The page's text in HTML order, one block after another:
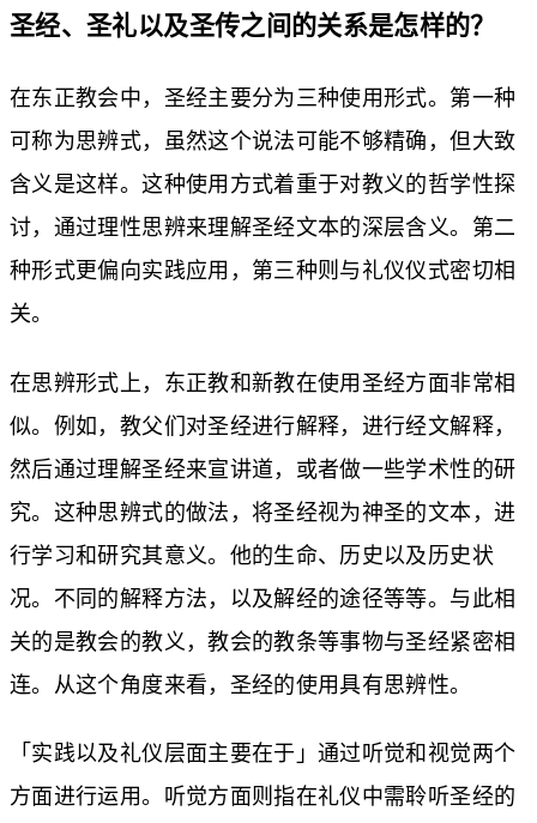
圣经、圣礼以及圣传之间的关系是怎样的？
在东正教会中，圣经主要分为三种使用形式。第一种
可称为思辨式，虽然这个说法可能不够精确，但大致
含义是这样。这种使用方式着重于对教义的哲学性探
讨，通过理性思辨来理解圣经文本的深层含义。第二
种形式更偏向实践应用，第三种则与礼仪仪式密切相
关。
在思辨形式上，东正教和新教在使用圣经方面非常相
似。例如，教父们对圣经进行解释，进行经文解释，
然后通过理解圣经来宣讲道，或者做一些学术性的研
究。这种思辨式的做法，将圣经视为神圣的文本，进
行学习和研究其意义。他的生命、历史以及历史状
况。不同的解释方法，以及解经的途径等等。与此相
关的是教会的教义，教会的教条等事物与圣经紧密相
连。从这个角度来看，圣经的使用具有思辨性。
「实践以及礼仪层面主要在于」通过听觉和视觉两个
方面进行运用。听觉方面则指在礼仪中需聆听圣经的